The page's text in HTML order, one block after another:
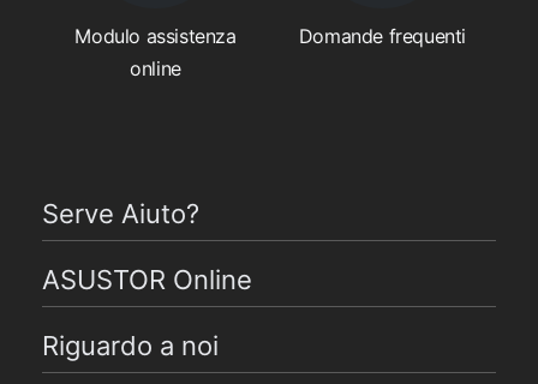
Modulo assistenza
online
Domande frequenti
Serve Aiuto?
ASUSTOR Online
Riguardo a noi